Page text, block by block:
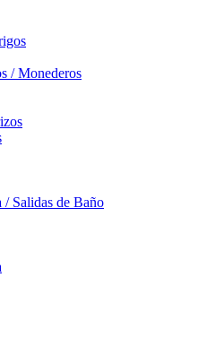
/ Monederos
Salidas de Baño